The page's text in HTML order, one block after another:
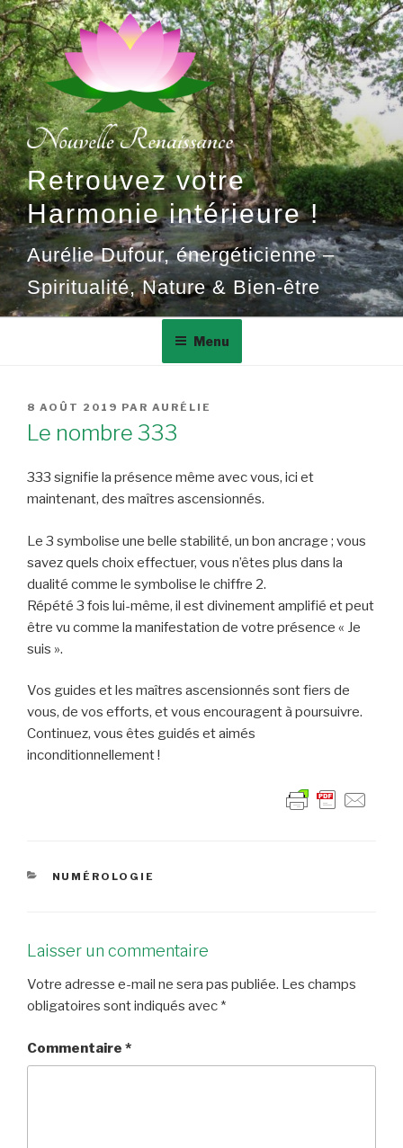
Aller
au
contenu
principal
Retrouvez votre
Harmonie intérieure !
Aurélie Dufour, énergéticienne –
Spiritualité, Nature & Bien-être
Menu
PUBLIÉ
LE
8 AOÛT 2019 PAR AURÉLIE
Le nombre 333
333 signifie la présence même avec vous, ici et
maintenant, des maîtres ascensionnés.
Le 3 symbolise une belle stabilité, un bon ancrage ; vous
savez quels choix effectuer, vous n’êtes plus dans la
dualité comme le symbolise le chiffre 2.
Répété 3 fois lui-même, il est divinement amplifié et peut
être vu comme la manifestation de votre présence « Je
suis ».
Vos guides et les maîtres ascensionnés sont fiers de
vous, de vos efforts, et vous encouragent à poursuivre.
Continuez, vous êtes guidés et aimés
inconditionnellement !
CATÉGORIES
NUMÉROLOGIE
Laisser un commentaire
Votre adresse e-mail ne sera pas publiée. Les champs
obligatoires sont indiqués avec *
Commentaire *